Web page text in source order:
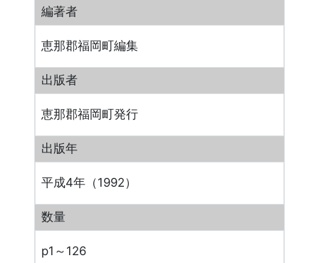
編著者
恵那郡福岡町編集
出版者
恵那郡福岡町発行
出版年
平成4年（1992）
数量
p1～126